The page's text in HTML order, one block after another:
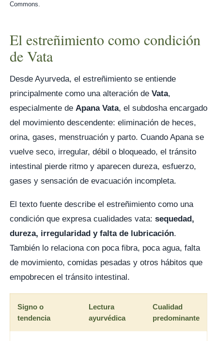
Commons.
El estreñimiento como condición
de Vata
Desde Ayurveda, el estreñimiento se entiende
principalmente como una alteración de Vata,
especialmente de Apana Vata, el subdosha encargado
del movimiento descendente: eliminación de heces,
orina, gases, menstruación y parto. Cuando Apana se
vuelve seco, irregular, débil o bloqueado, el tránsito
intestinal pierde ritmo y aparecen dureza, esfuerzo,
gases y sensación de evacuación incompleta.
El texto fuente describe el estreñimiento como una
condición que expresa cualidades vata: sequedad,
dureza, irregularidad y falta de lubricación.
También lo relaciona con poca fibra, poca agua, falta
de movimiento, comidas pesadas y otros hábitos que
empobrecen el tránsito intestinal.
Signo o
tendencia
Lectura
ayurvédica
Cualidad
predominante